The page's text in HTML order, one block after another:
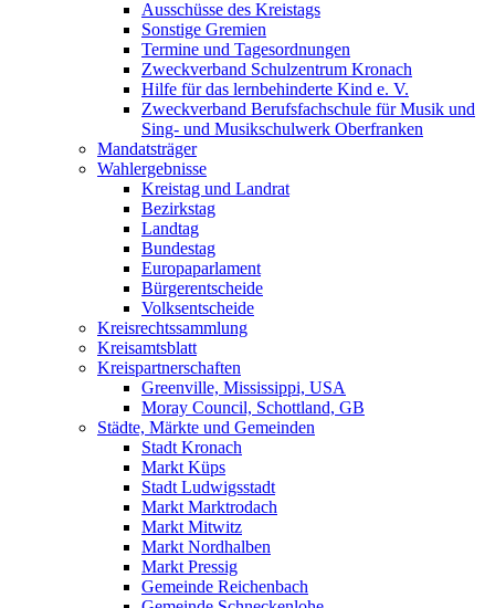
Ausschüsse des Kreistags
Sonstige Gremien
Termine und Tagesordnungen
Zweckverband Schulzentrum Kronach
Hilfe für das lernbehinderte Kind e. V.
Zweckverband Berufsfachschule für Musik und
Sing- und Musikschulwerk Oberfranken
Mandatsträger
Wahlergebnisse
Kreistag und Landrat
Bezirkstag
Landtag
Bundestag
Europaparlament
Bürgerentscheide
Volksentscheide
Kreisrechtssammlung
Kreisamtsblatt
Kreispartnerschaften
Greenville, Mississippi, USA
Moray Council, Schottland, GB
Städte, Märkte und Gemeinden
Stadt Kronach
Markt Küps
Stadt Ludwigsstadt
Markt Marktrodach
Markt Mitwitz
Markt Nordhalben
Markt Pressig
Gemeinde Reichenbach